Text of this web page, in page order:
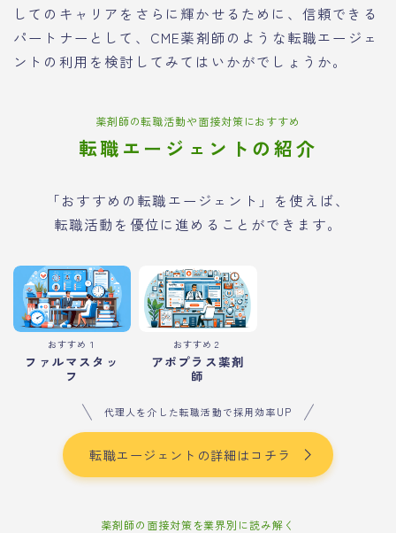
してのキャリアをさらに輝かせるために、信頼できる
パートナーとして、CME薬剤師のような転職エージェ
ントの利用を検討してみてはいかがでしょうか。
薬剤師の転職活動や面接対策におすすめ
転職エージェントの紹介
「おすすめの転職エージェント」を使えば、
転職活動を優位に進めることができます。
おすすめ１
ファルマスタッ
フ
おすすめ２
アポプラス薬剤
師
代理人を介した転職活動で採用効率UP
転職エージェントの詳細はコチラ
薬剤師の面接対策を業界別に読み解く